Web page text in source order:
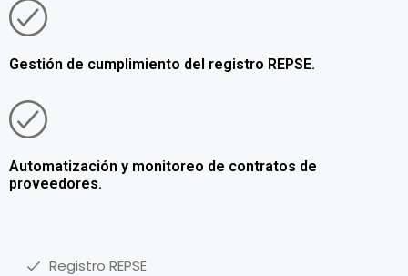
Gestión de cumplimiento del registro REPSE.
Automatización y monitoreo de contratos de
proveedores.
Registro REPSE